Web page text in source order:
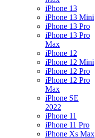
iPhone 13
iPhone 13 Mini
iPhone 13 Pro
iPhone 13 Pro
Max
iPhone 12
iPhone 12 Mini
iPhone 12 Pro
iPhone 12 Pro
Max
iPhone SE
2022
iPhone 11
iPhone 11 Pro
iPhone Xs Max